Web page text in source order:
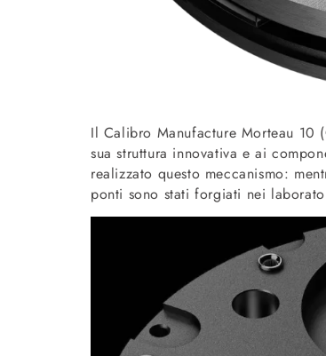
Il Calibro Manufacture Morteau 10
sua struttura innovativa e ai
realizzato questo meccanismo:
ponti sono stati forgiati nei